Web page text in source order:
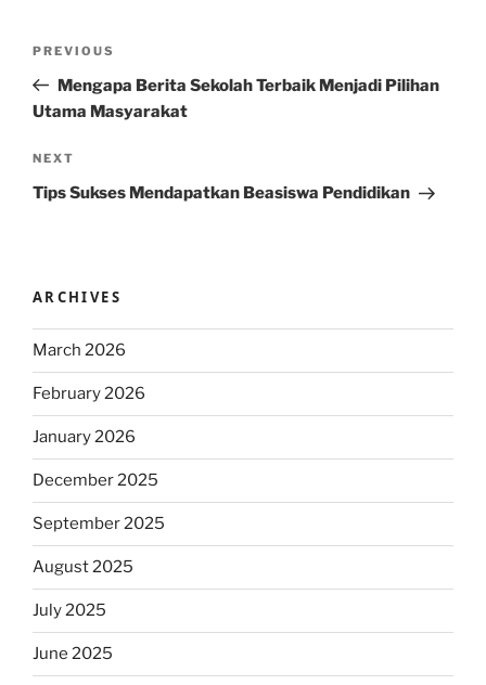
Previous
Post
PREVIOUS
Mengapa Berita Sekolah Terbaik Menjadi Pilihan
Utama Masyarakat
Next
Post
NEXT
Tips Sukses Mendapatkan Beasiswa Pendidikan
ARCHIVES
March 2026
February 2026
January 2026
December 2025
September 2025
August 2025
July 2025
June 2025